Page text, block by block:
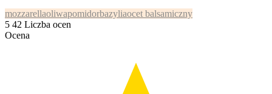
mozzarellaoliwapomidorbazyliaocet balsamiczny
5 42 Liczba ocen
Ocena